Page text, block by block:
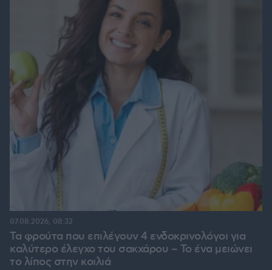
Τα φρούτα που επιλέγουν 4 ενδοκρινολόγοι για
καλύτερο έλεγχο του σακχάρου – Το ένα μειώνει
το λίπος στην κοιλιά
07.08.2026, 08:32